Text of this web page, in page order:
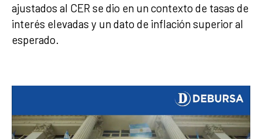
ajustados al CER se dio en un contexto de tasas de
interés elevadas y un dato de inflación superior al
esperado.